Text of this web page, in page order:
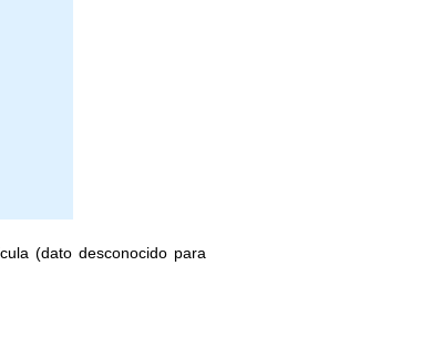
(dato desconocido para